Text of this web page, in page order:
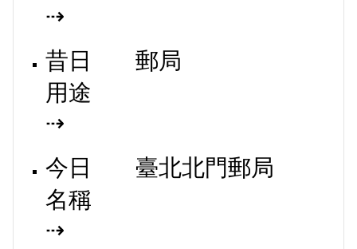
⇢
昔日
用途
⇢
郵局
今日
名稱
⇢
臺北北門郵局